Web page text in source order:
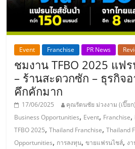
ศูนย์
รวม
แฟ
รน
ไชส์
Event Franchise PR News
ชมงาน TFBO 2025 แฟ
– ร้านสะดวกซัก – ธุรกิจ
คึกคักมาก
17/06/2025 คุณรัตนชัย ม่วงงาม (เปี๊ยก)
Business Opportunities, Event, Franchise,
TFBO 2025,Thailand Franchise,Thailand
Opportunities, การลงทุน,ขายแฟรนไชส์, ง